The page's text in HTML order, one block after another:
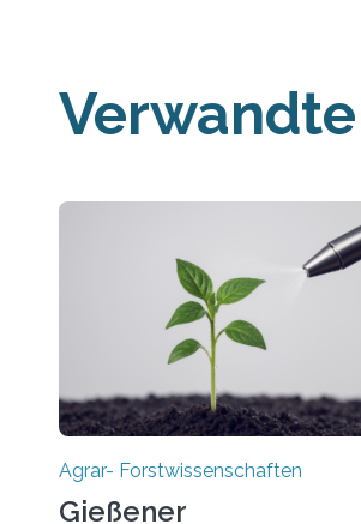
Verwandte
Agrar- Forstwissenschaften
Gießener